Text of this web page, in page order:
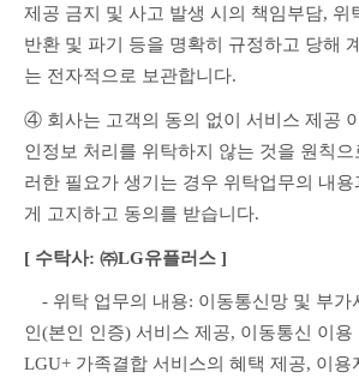
제공 금지 및 사고 발생 시의 책임부담, 위
반환 및 파기 등을 명확히 규정하고 당해
는 전자적으로 보관합니다.
④ 회사는 고객의 동의 없이 서비스 제공
인정보 처리를 위탁하지 않는 것을 원칙으
러한 필요가 생기는 경우 위탁업무의 내용
게 고지하고 동의를 받습니다.
[ 수탁사: ㈜LG유플러스 ]
- 위탁 업무의 내용: 이동통신망 및 부가
인(본인 인증) 서비스 제공, 이동통신 이용
LGU+ 가족결합 서비스의 혜택 제공, 이용